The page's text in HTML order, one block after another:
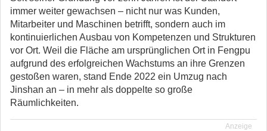
immer weiter gewachsen – nicht nur was Kunden,
Mitarbeiter und Maschinen betrifft, sondern auch im
kontinuierlichen Ausbau von Kompetenzen und Strukturen
vor Ort. Weil die Fläche am ursprünglichen Ort in Fengpu
aufgrund des erfolgreichen Wachstums an ihre Grenzen
gestoßen waren, stand Ende 2022 ein Umzug nach
Jinshan an – in mehr als doppelte so große
Räumlichkeiten.
Anzeige